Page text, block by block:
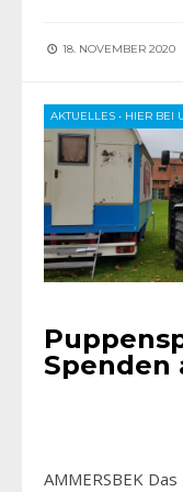
18. NOVEMBER 2020
AKTUELLES • HIER BEI
Spenden
AMMERSBEK